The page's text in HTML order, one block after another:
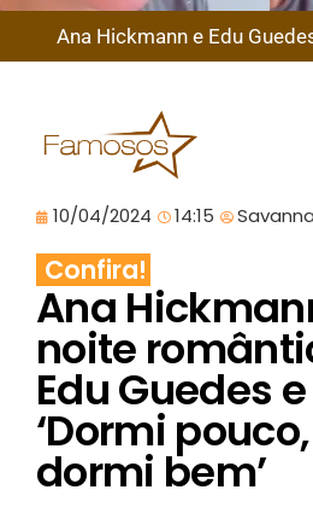
Ana Hickmann e Edu
10/04/2024 14:15 Savanna
Confira!
Ana
noite
Edu Guedes
‘Dormi
dormi bem’